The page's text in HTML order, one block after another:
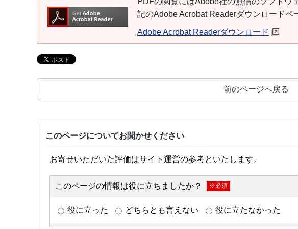
記のAdobe Acrobat Readerダウンロードペ
Adobe Acrobat Readerダウンロード
前のページへ戻る
このページについてお聞かせください